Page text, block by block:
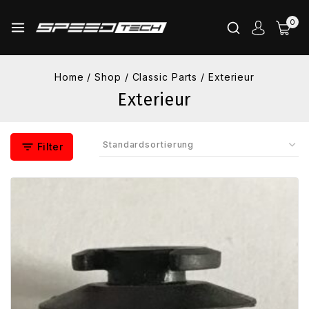
0
Home / Shop / Classic Parts / Exterieur
Exterieur
Filter